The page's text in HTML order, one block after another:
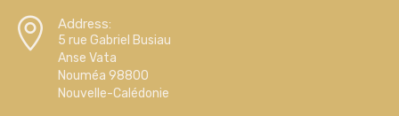
Address:
5 rue Gabriel Busiau
Anse Vata
Nouméa 98800
Nouvelle-Calédonie